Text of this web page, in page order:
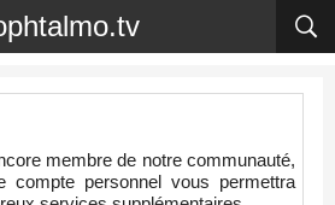
membre de notre communauté,
compte personnel vous permettra